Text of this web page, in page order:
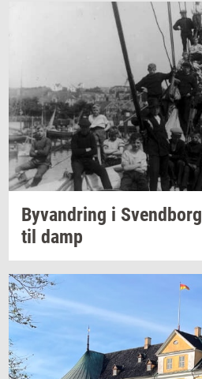
Byvan­dring i Svend­borg
til damp